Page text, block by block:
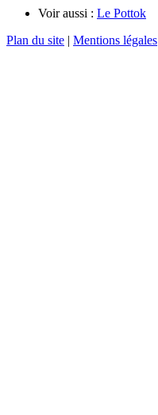
Voir aussi : Le Pottok
Plan du site | Mentions légales